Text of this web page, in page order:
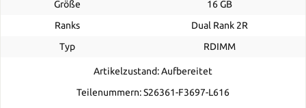
Größe
16 GB
Ranks
Dual Rank 2R
Typ
RDIMM
Artikelzustand: Aufbereitet
Teilenummern: S26361-F3697-L616